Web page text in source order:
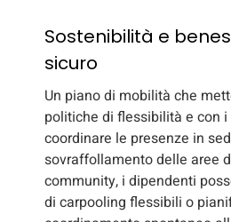
Sostenibilità e
sicuro
Un piano di mobilità che
politiche di flessibilità e con
coordinare le presenze in
sovraffollamento delle aree
community, i dipendenti
di carpooling flessibili o